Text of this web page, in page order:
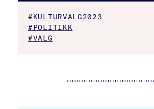
#KULTURVALG2023
#POLITIKK
#VALG